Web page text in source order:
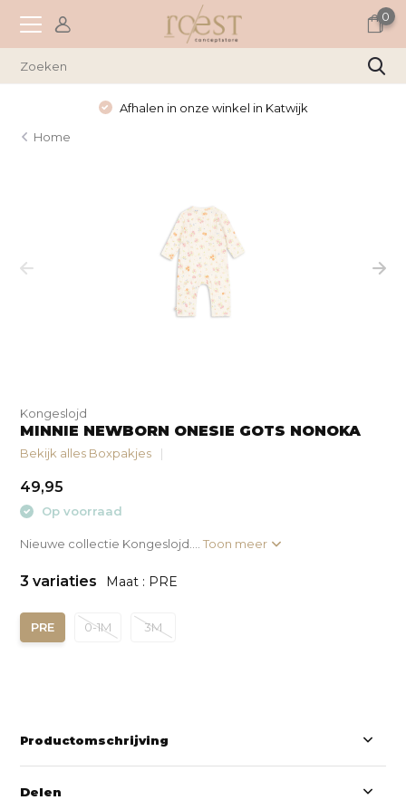
0
Afhalen in onze winkel in Katwijk
Home
Kongeslojd
MINNIE NEWBORN ONESIE GOTS NONOKA
Bekijk alles Boxpakjes
49,95
Op voorraad
Nieuwe collectie Kongeslojd....Toon meer
3 variaties Maat : PRE
PRE 0-1M 3M
Productomschrijving
Delen